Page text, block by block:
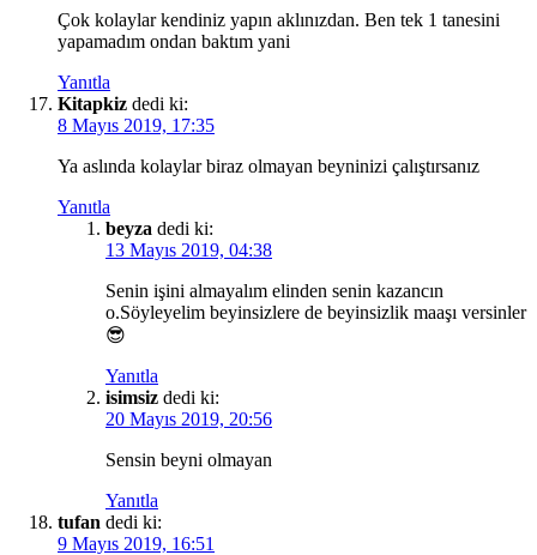
Çok kolaylar kendiniz yapın aklınızdan. Ben tek 1 tanesini
yapamadım ondan baktım yani
Yanıtla
Kitapkiz dedi ki:
8 Mayıs 2019, 17:35
Ya aslında kolaylar biraz olmayan beyninizi çalıştırsanız
Yanıtla
beyza dedi ki:
13 Mayıs 2019, 04:38
Senin işini almayalım elinden senin kazancın
o.Söyleyelim beyinsizlere de beyinsizlik maaşı versinler
😎
Yanıtla
isimsiz dedi ki:
20 Mayıs 2019, 20:56
Sensin beyni olmayan
Yanıtla
tufan dedi ki:
9 Mayıs 2019, 16:51